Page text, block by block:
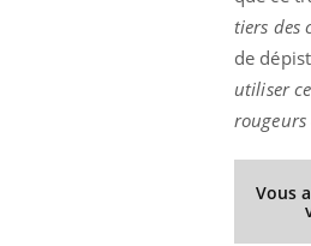
tiers des
de
utiliser
rougeurs
Vous